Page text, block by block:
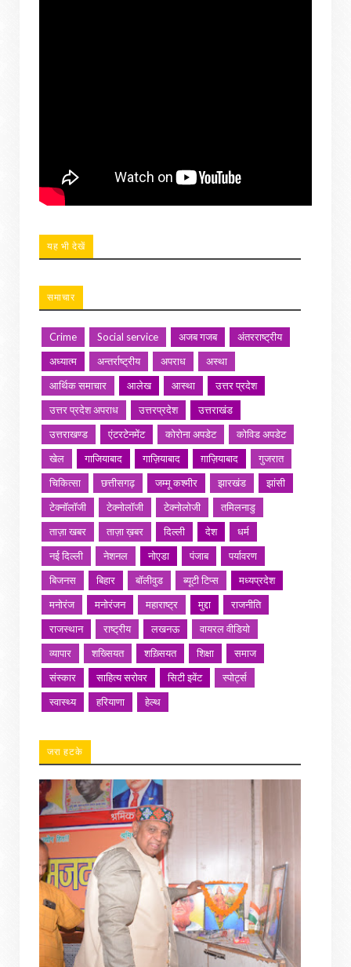
यह भी देखें
समाचार
Crime Social service अजब गजब
अंतरराष्ट्रीय
अध्यात्म
अन्तर्राष्ट्रीय अपराध
अस्था
आर्थिक समाचार
आलेख आस्था
उत्तर प्रदेश
उत्तर प्रदेश अपराध
उत्तरप्रदेश
उत्तराखंड
उत्तराखण्ड
एंटरटेनमेंट कोरोना अपडेट
कोविड अपडेट
खेल
गाजियाबाद गाज़ियाबाद ग़ाज़ियाबाद
गुजरात
चिकित्सा
छत्तीसगढ़ जम्मू कश्मीर झारखंड
झांसी
टेक्नॉलॉजी
टेक्नोलॉजी टेक्नोलोजी
तमिलनाडु
ताज़ा खबर
ताज़ा ख़बर दिल्ली देश
धर्म
नई दिल्ली
नेशनल नोएडा पंजाब
पर्यावरण
बिजनस
बिहार बॉलीवुड ब्यूटी टिप्स
मध्यप्रदेश
मनोरंज
मनोरंजन महाराष्ट्र मुद्दा
राजनीति
राजस्थान
राष्ट्रीय लखनऊ
वायरल वीडियो
व्यापार
शख्सियत शख़्सियत शिक्षा
समाज
संस्कार
साहित्य सरोवर सिटी इवेंट
स्पोर्ट्स
स्वास्थ्य
हरियाणा हेल्थ
जरा हटके